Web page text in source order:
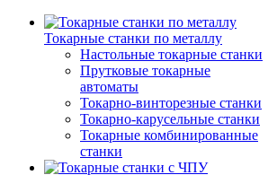
Токарные станки по металлу
Настольные токарные станки
Прутковые токарные
автоматы
Токарно-винторезные станки
Токарно-карусельные станки
Токарные комбинированные
станки